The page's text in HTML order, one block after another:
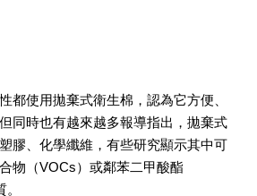
都使用拋棄式衛生棉，認為它方便、
同時也有越來越多報導指出，拋棄式
膠、化學纖維，有些研究顯示其中可
物（VOCs）或鄰苯二甲酸酯